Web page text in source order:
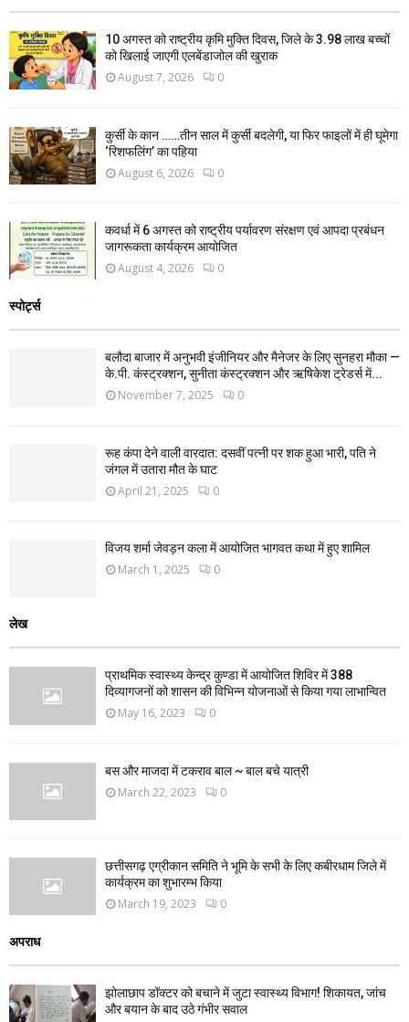
10 अगस्त को राष्ट्रीय कृमि मुक्ति दिवस, जिले के 3.98 लाख बच्चों
को खिलाई जाएगी एलबेंडाजोल की खुराक
August 7, 2026 0
कुर्सी के कान ……तीन साल में कुर्सी बदलेगी, या फिर फाइलों में ही घूमेगा
‘रिशफलिंग’ का पहिया
August 6, 2026 0
कवर्धा में 6 अगस्त को राष्ट्रीय पर्यावरण संरक्षण एवं आपदा प्रबंधन
जागरूकता कार्यक्रम आयोजित
August 4, 2026 0
स्पोर्ट्स
बलौदा बाजार में अनुभवी इंजीनियर और मैनेजर के लिए सुनहरा मौका —
के.पी. कंस्ट्रक्शन, सुनीता कंस्ट्रक्शन और ऋषिकेश ट्रेडर्स में...
November 7, 2025 0
रूह कंपा देने वाली वारदात: दसवीं पत्नी पर शक हुआ भारी, पति ने
जंगल में उतारा मौत के घाट
April 21, 2025 0
विजय शर्मा जेवड़न कला में आयोजित भागवत कथा में हुए शामिल
March 1, 2025 0
लेख
प्राथमिक स्वास्थ्य केन्द्र कुण्डा में आयोजित शिविर में 388
दिव्यागजनों को शासन की विभिन्न योजनाओं से किया गया लाभान्वित
May 16, 2023 0
बस और माजदा में टकराव बाल ~ बाल बचे यात्री
March 22, 2023 0
छत्तीसगढ़ एग्रीकान समिति ने भूमि के सभी के लिए कबीरधाम जिले में
कार्यक्रम का शुभारम्भ किया
March 19, 2023 0
अपराध
झोलाछाप डॉक्टर को बचाने में जुटा स्वास्थ्य विभाग! शिकायत, जांच
और बयान के बाद उठे गंभीर सवाल